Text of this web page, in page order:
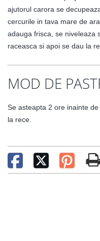
ajutorul carora se
cercurile in tava mare de
adauga frisca, se niveleaza
raceasca si apoi se dau la
MOD DE
Se asteapta 2 ore inainte
la rece.